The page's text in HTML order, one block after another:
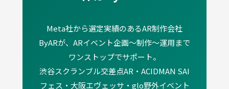
Meta社から選定実績のあるAR制作会社
ByARが、ARイベント企画〜制作〜運用まで
ワンストップでサポート。
渋谷スクランブル交差点AR・ACIDMAN SAI
フェス・大阪エヴェッサ・glo野外イベント